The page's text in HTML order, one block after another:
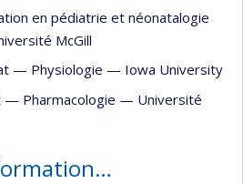
en pédiatrie et néonatalogie
McGill
— Physiologie — Iowa University
— Pharmacologie — Université